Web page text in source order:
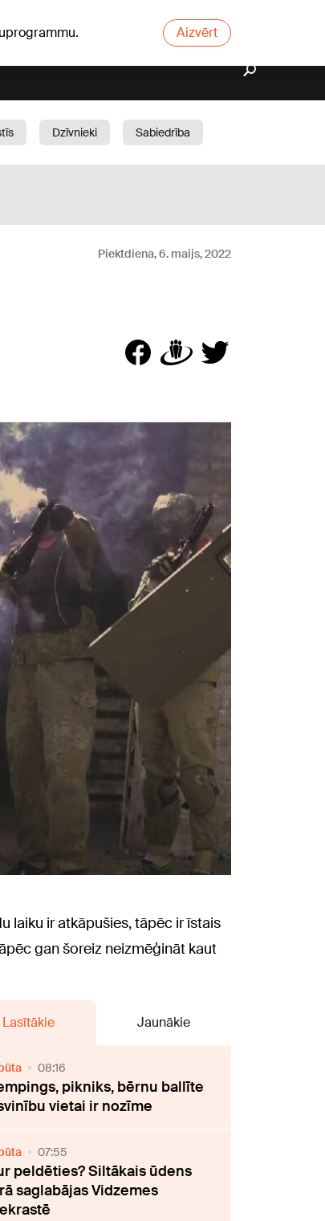
Aizvērt
Dzīvnieki
Sabiedrība
Piektdiena, 6. maijs, 2022
laiku ir atkāpušies, tāpēc ir īstais
gan šoreiz neizmēģināt kaut
Lasītākie Jaunākie
08:16
pikniks, bērnu ballīte
vietai ir nozīme
07:55
peldēties? Siltākais ūdens
saglabājas Vidzemes